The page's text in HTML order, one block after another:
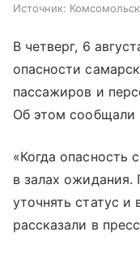
Источник:
В четверг, 6
опасности
пассажиров и
Об этом сообщали
«Когда опасность
в залах ожидания.
уточнять статус
рассказали в